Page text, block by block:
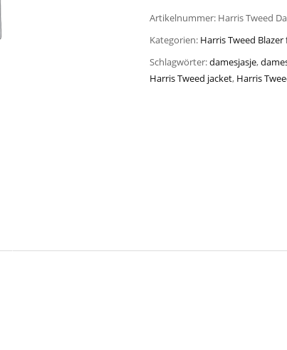
Artikelnummer: Harris Tweed
Kategorien: Harris Tweed
Schlagwörter:damesjasje,
Harris Tweed jacket, Harris